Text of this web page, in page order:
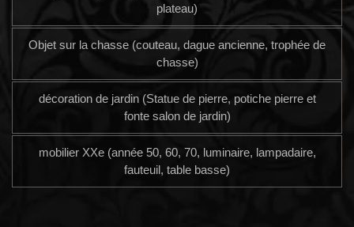
plateau)
Objet sur la chasse (couteau, dague ancienne, trophée de
chasse)
décoration de jardin (Statue de pierre, potiche pierre et
fonte salon de jardin)
mobilier XXe (année 50, 60, 70, luminaire, lampadaire,
fauteuil, table basse)